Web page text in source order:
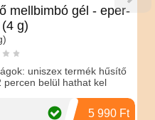
mellbimbó gél - eper-
g)
uniszex termék hűsítő
percen belül hathat kel
5 990 Ft